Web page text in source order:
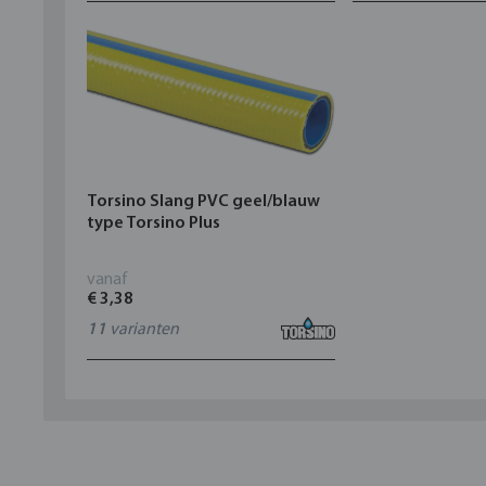
Torsino Slang PVC geel/blauw
type Torsino Plus
vanaf
€ 3,38
11 varianten